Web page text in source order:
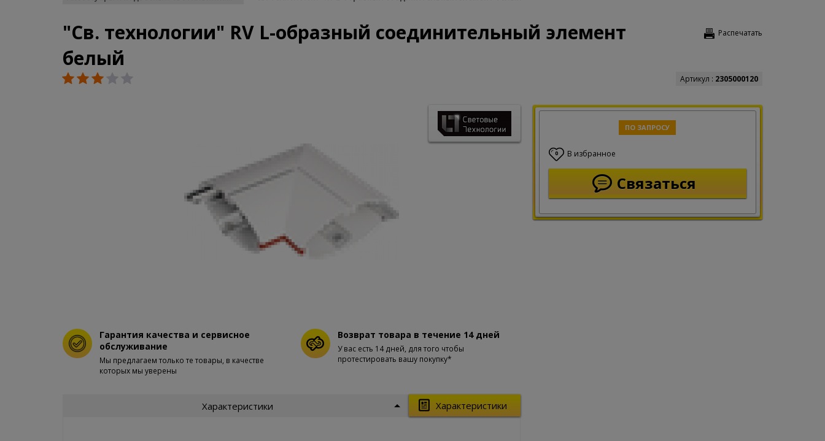
Распечатать
"Св. технологии" RV L-образный соединительный элемент
белый
Артикул : 2305000120
ПО ЗАПРОСУ
0 В избранное
Связаться
Гарантия качества и сервисное
обслуживание
Мы предлагаем только те товары, в качестве
которых мы уверены
Возврат товара в течение 14 дней
У вас есть 14 дней, для того чтобы
протестировать вашу покупку*
Характеристики
Характеристики